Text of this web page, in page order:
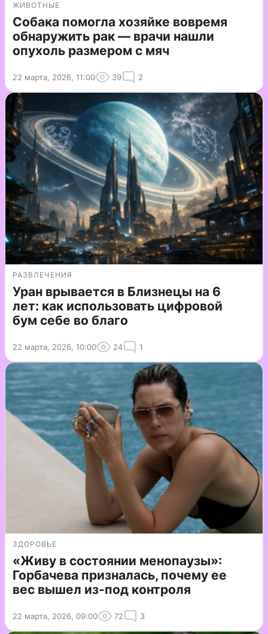
ЖИВОТНЫЕ
Собака помогла хозяйке вовремя
обнаружить рак — врачи нашли
опухоль размером с мяч
22 марта, 2026, 11:00 39 2
РАЗВЛЕЧЕНИЯ
Уран врывается в Близнецы на 6
лет: как использовать цифровой
бум себе во благо
22 марта, 2026, 10:00 24 1
ЗДОРОВЬЕ
«Живу в состоянии менопаузы»:
Горбачева призналась, почему ее
вес вышел из-под контроля
22 марта, 2026, 09:00 72 3